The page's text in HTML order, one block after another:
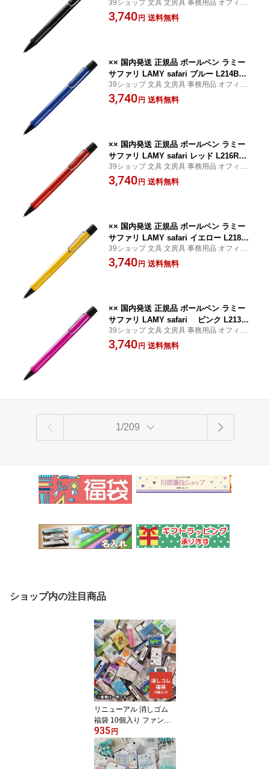
ック L219BKMBK 三菱鉛筆 MITSUBIS
HI
39ショップ 文具 文房具 事務用品 オフィス
ステーショナリー 日用品 日用雑貨 ファン
シー 女の子 男の子 景品 イベント
3,740円 送料無料
×× 国内発送 正規品 ボールペン ラミー
サファリ LAMY safari ブルー L214BLM
BK 三菱鉛筆 MITSUBISHI
39ショップ 文具 文房具 事務用品 オフィス
ステーショナリー 日用品 日用雑貨 ファン
シー 女の子 男の子 景品 イベント
3,740円 送料無料
×× 国内発送 正規品 ボールペン ラミー
サファリ LAMY safari レッド L216RDM
BK 三菱鉛筆 MITSUBISHI
39ショップ 文具 文房具 事務用品 オフィス
ステーショナリー 日用品 日用雑貨 ファン
シー 女の子 男の子 景品 イベント
3,740円 送料無料
×× 国内発送 正規品 ボールペン ラミー
サファリ LAMY safari イエロー L218Y
LMBK 三菱鉛筆 MITSUBISHI
39ショップ 文具 文房具 事務用品 オフィス
ステーショナリー 日用品 日用雑貨 ファン
シー 女の子 男の子 景品 イベント
3,740円 送料無料
×× 国内発送 正規品 ボールペン ラミー
サファリ LAMY safari ピンク L213P
KMBK 三菱鉛筆 MITSUBISHI
39ショップ 文具 文房具 事務用品 オフィス
ステーショナリー 日用品 日用雑貨 ファン
シー 女の子 男の子 景品 イベント
3,740円 送料無料
1/209
ショップ内の注目商品
リニューアル 消しゴム
福袋 10個入り ファンシ
ー 文具 小学生 ノベルテ
ィ 粗品 イベント 子供会
プチギフト 文房具 消し
ゴムセット 消しゴムかわ
935円